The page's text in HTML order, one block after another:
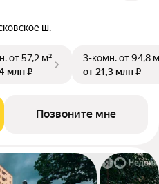
ш.
от 57,2 м²
млн ₽
3-комн.от 94,8
от 21,3 млн ₽
Позвоните мне